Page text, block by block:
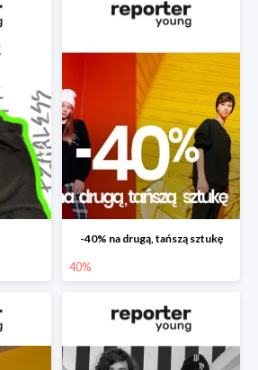
-40% na drugą, tańszą sztukę
40%